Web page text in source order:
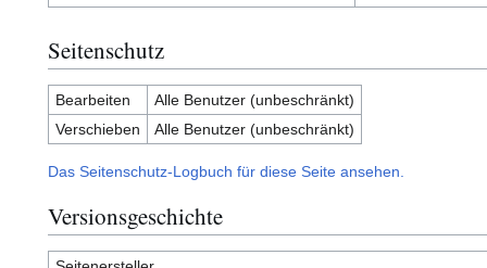
Seitenschutz
Bearbeiten
Alle Benutzer (unbeschränkt)
Verschieben
Alle Benutzer (unbeschränkt)
Das Seitenschutz-Logbuch für diese Seite ansehen.
Versionsgeschichte